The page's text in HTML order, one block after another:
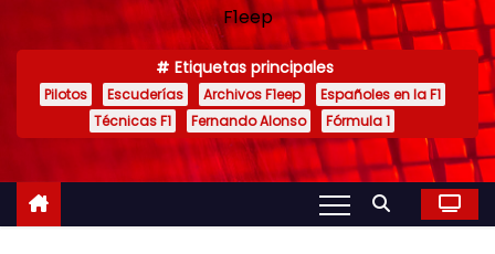
i
F1eep
Etiquetas principales
Pilotos Escuderías Archivos F1eep
Españoles en la F1
Técnicas F1
Fernando Alonso Fórmula 1